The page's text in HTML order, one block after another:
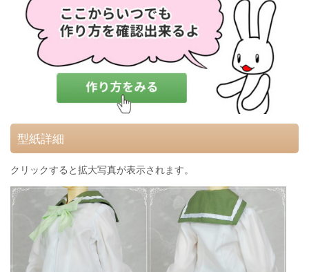
型紙詳細
クリックすると拡大写真が表示されます。